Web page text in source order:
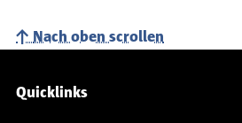
Nach oben scrollen
Service-Navigation
Quicklinks